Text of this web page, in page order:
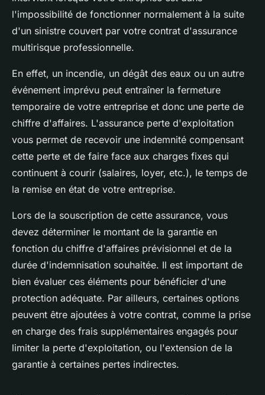
l'impossibilité de fonctionner normalement à la suite
d'un sinistre couvert par votre contrat d'assurance
multirisque professionnelle.
En effet, un incendie, un dégât des eaux ou un autre
événement imprévu peut entraîner la fermeture
temporaire de votre entreprise et donc une perte de
chiffre d'affaires. L'assurance perte d'exploitation
vous permet de recevoir une indemnité compensant
cette perte et de faire face aux charges fixes qui
continuent à courir (salaires, loyer, etc.), le temps de
la remise en état de votre entreprise.
Lors de la souscription de cette assurance, vous
devez déterminer le montant de la garantie en
fonction du chiffre d'affaires prévisionnel et de la
durée d'indemnisation souhaitée. Il est important de
bien évaluer ces éléments pour bénéficier d'une
protection adéquate. Par ailleurs, certaines options
peuvent être ajoutées à votre contrat, comme la prise
en charge des frais supplémentaires engagés pour
limiter la perte d'exploitation, ou l'extension de la
garantie à certaines pertes indirectes.